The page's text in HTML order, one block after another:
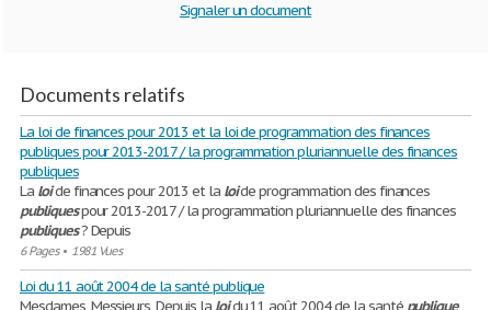
Signaler un document
Documents relatifs
La loi de finances pour 2013 et la loi de programmation des finances
publiques pour 2013-2017 / la programmation pluriannuelle des finances
publiques
La loide finances pour 2013 et la loide programmation des finances
publiquespour 2013-2017 / la programmation pluriannuelle des finances
publiques? Depuis
6 Pages• 1981 Vues
Loi du 11 août 2004 de la santé publique
Mesdames, Messieurs, Depuis la loidu 11 août 2004 de la santé publique